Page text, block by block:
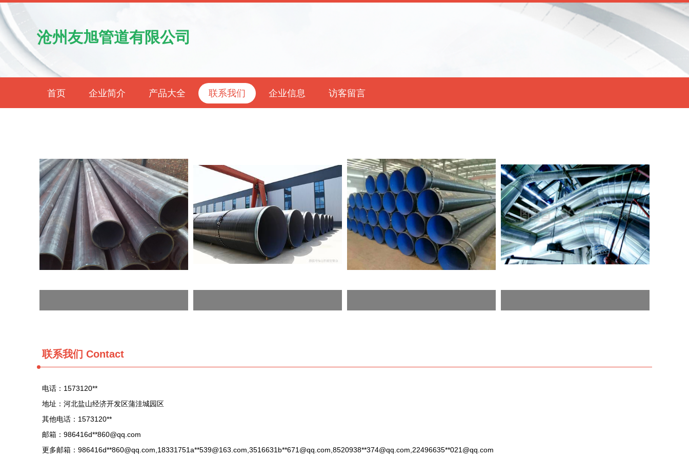
沧州友旭管道有限公司
首页 企业简介 产品大全 联系我们 企业信息 访客留言
联系我们 Contact
电话：1573120**
地址：河北盐山经济开发区蒲洼城园区
其他电话：1573120**
邮箱：986416d**860@qq.com
更多邮箱：986416d**860@qq.com ,18331751a**539@163.com ,3516631b**671@qq.com ,8520938**374@qq.com ,22496635**021@qq.com